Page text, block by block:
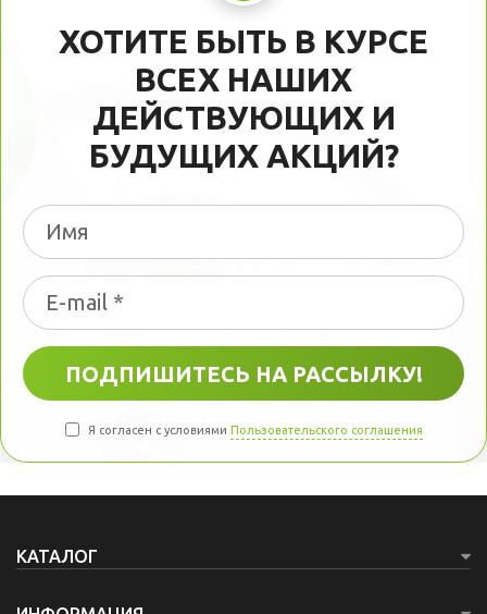
ХОТИТЕ БЫТЬ В КУРСЕ
ВСЕХ НАШИХ
ДЕЙСТВУЮЩИХ И
БУДУЩИХ АКЦИЙ?
Я согласен с условиями Пользовательского соглашения
КАТАЛОГ